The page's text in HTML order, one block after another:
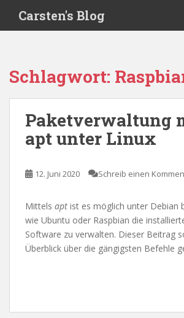
i
Carsten's Blog
Schlagwort:
Paketverwaltung
apt unter Linux
12. Juni 2020 Schreib einen
Mittels apt ist es möglich unter Debian
wie Ubuntu oder Raspbian die
Software zu verwalten. Dieser Beitrag
Überblick über die gängigsten Befehle